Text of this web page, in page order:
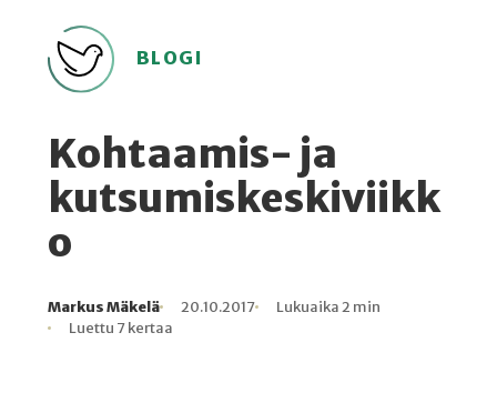
BLOGI
Kohtaamis- ja
kutsumiskeskiviikk
o
Kirjoittaja
Markus Mäkelä
Julkaistu
20.10.2017
Lukuaika
Lukuaika 2 min
Lukukertoja
Luettu 7 kertaa